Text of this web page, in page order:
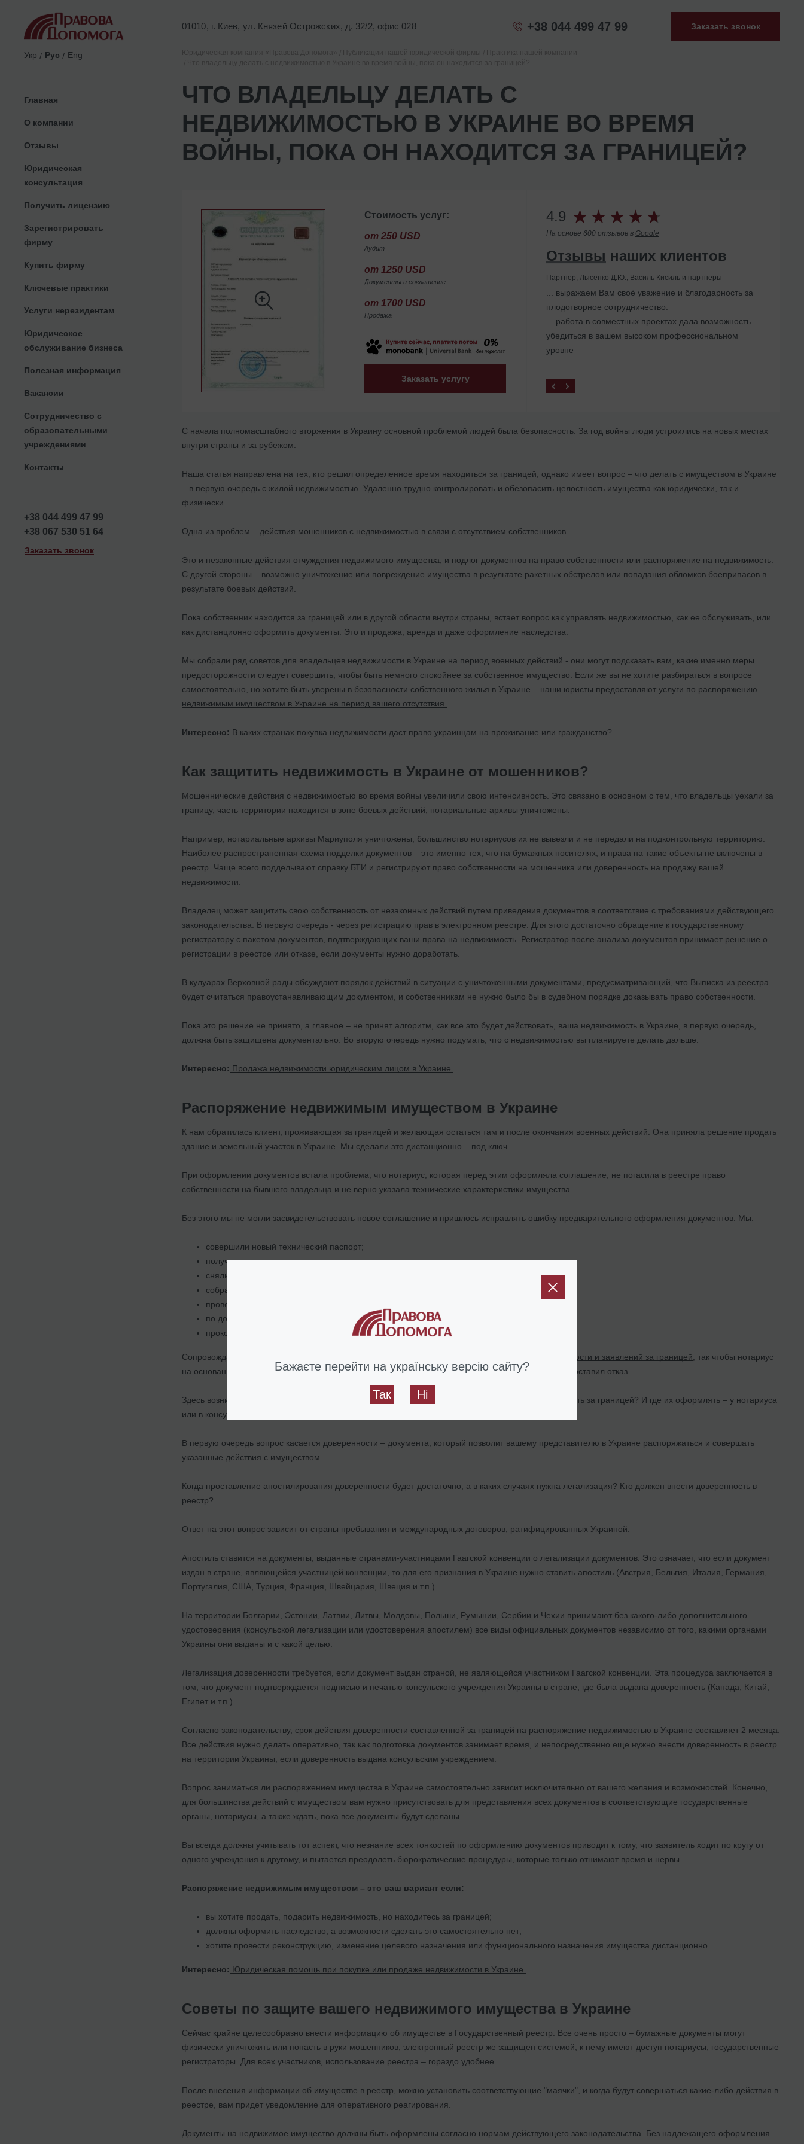
01010, г. Киев, ул. Князей Острожских, д. 32/2, офис 028 +38 044 499 47 99 Заказать звонок
Укр Рус Eng
Главная
О компании
Отзывы
Юридическая
консультация
Получить лицензию
Зарегистрировать
фирму
Купить фирму
Ключевые практики
Услуги нерезидентам
Юридическое
обслуживание бизнеса
Полезная информация
Вакансии
Сотрудничество с
образовательными
учреждениями
Контакты
+38 044 499 47 99
+38 067 530 51 64
Заказать звонок
ЧТО ВЛАДЕЛЬЦУ ДЕЛАТЬ С
НЕДВИЖИМОСТЬЮ В УКРАИНЕ ВО ВРЕМЯ
ВОЙНЫ, ПОКА ОН НАХОДИТСЯ ЗА ГРАНИЦЕЙ?
Стоимость услуг:
от 250 USD
Аудит
от 1250 USD
Документы и соглашение
от 1700 USD
Продажа
Заказать услугу
4.9
На основе 600 отзывов в Google
Отзывы наших клиентов
Партнер, Лысенко Д.Ю., Василь Кисиль и партнеры
... выражаем Вам своё уважение и благодарность за
плодотворное сотрудничество.
... работа в совместных проектах дала возможность
убедиться в вашем высоком профессиональном
уровне
Помогли с ликвидацией иностранного
представительства в Украине
С начала полномасштабного вторжения в Украину основной проблемой людей была безопасность. За год войны люди устроились на новых местах
внутри страны и за рубежом.
Наша статья направлена на тех, кто решил определенное время находиться за границей, однако имеет вопрос – что делать с имуществом в Украине
– в первую очередь с жилой недвижимостью. Удаленно трудно контролировать и обезопасить целостность имущества как юридически, так и
физически.
Одна из проблем – действия мошенников с недвижимостью в связи с отсутствием собственников.
Это и незаконные действия отчуждения недвижимого имущества, и подлог документов на право собственности или распоряжение на недвижимость.
С другой стороны – возможно уничтожение или повреждение имущества в результате ракетных обстрелов или попадания обломков боеприпасов в
результате боевых действий.
Пока собственник находится за границей или в другой области внутри страны, встает вопрос как управлять недвижимостью, как ее обслуживать, или
как дистанционно оформить документы. Это и продажа, аренда и даже оформление наследства.
Мы собрали ряд советов для владельцев недвижимости в Украине на период военных действий - они могут подсказать вам, какие именно меры
предосторожности следует совершить, чтобы быть немного спокойнее за собственное имущество. Если же вы не хотите разбираться в вопросе
самостоятельно, но хотите быть уверены в безопасности собственного жилья в Украине – наши юристы предоставляют услуги по распоряжению
недвижимым имуществом в Украине на период вашего отсутствия.
Интересно: В каких странах покупка недвижимости даст право украинцам на проживание или гражданство?
Как защитить недвижимость в Украине от мошенников?
Мошеннические действия с недвижимостью во время войны увеличили свою интенсивность. Это связано в основном с тем, что владельцы уехали за
границу, часть территории находится в зоне боевых действий, нотариальные архивы уничтожены.
Например, нотариальные архивы Мариуполя уничтожены, большинство нотариусов их не вывезли и не передали на подконтрольную территорию.
Наиболее распространенная схема подделки документов – это именно тех, что на бумажных носителях, и права на такие объекты не включены в
реестр. Чаще всего подделывают справку БТИ и регистрируют право собственности на мошенника или доверенность на продажу вашей
недвижимости.
Владелец может защитить свою собственность от незаконных действий путем приведения документов в соответствие с требованиями действующего
законодательства. В первую очередь - через регистрацию прав в электронном реестре. Для этого достаточно обращение к государственному
регистратору с пакетом документов, подтверждающих ваши права на недвижимость . Регистратор после анализа документов принимает решение о
регистрации в реестре или отказе, если документы нужно доработать.
В кулуарах Верховной рады обсуждают порядок действий в ситуации с уничтоженными документами, предусматривающий, что Выписка из реестра
будет считаться правоустанавливающим документом, и собственникам не нужно было бы в судебном порядке доказывать право собственности.
Пока это решение не принято, а главное – не принят алгоритм, как все это будет действовать, ваша недвижимость в Украине, в первую очередь,
должна быть защищена документально. Во вторую очередь нужно подумать, что с недвижимостью вы планируете делать дальше.
Интересно: Продажа недвижимости юридическим лицом в Украине.
Распоряжение недвижимым имуществом в Украине
К нам обратилась клиент, проживающая за границей и желающая остаться там и после окончания военных действий. Она приняла решение продать
здание и земельный участок в Украине. Мы сделали это дистанционно – под ключ.
При оформлении документов встала проблема, что нотариус, которая перед этим оформляла соглашение, не погасила в реестре право
собственности на бывшего владельца и не верно указала технические характеристики имущества.
Без этого мы не могли засвидетельствовать новое соглашение и пришлось исправлять ошибку предварительного оформления документов. Мы:
совершили новый технический паспорт;
получили согласие другого совладельца;
сняли с регистрации малолетнего ребенка и других зарегистрированных лиц;
собрали пакет документов для сделки;
провели всю необходимую регистрацию в реестрах;
по доверенности подписали договор;
проконтролировали расчет и перевод средств заказчику.
Сопровождая соглашение, мы консультировали также при оформлении и удостоверении доверенности и заявлений за границей , так чтобы нотариус
на основании правильно оформленных заявлений и доверенности удостоверил договор и не предоставил отказ.
Здесь возникает следующий вопрос – какие документы для действия с имуществом можно оформить за границей? И где их оформлять – у нотариуса
или в консульстве?
В первую очередь вопрос касается доверенности – документа, который позволит вашему представителю в Украине распоряжаться и совершать
указанные действия с имуществом.
Когда проставление апостилирования доверенности будет достаточно, а в каких случаях нужна легализация? Кто должен внести доверенность в
реестр?
Ответ на этот вопрос зависит от страны пребывания и международных договоров, ратифицированных Украиной.
Апостиль ставится на документы, выданные странами-участницами Гаагской конвенции о легализации документов. Это означает, что если документ
издан в стране, являющейся участницей конвенции, то для его признания в Украине нужно ставить апостиль (Австрия, Бельгия, Италия, Германия,
Португалия, США, Турция, Франция, Швейцария, Швеция и т.п.).
На территории Болгарии, Эстонии, Латвии, Литвы, Молдовы, Польши, Румынии, Сербии и Чехии принимают без какого-либо дополнительного
удостоверения (консульской легализации или удостоверения апостилем) все виды официальных документов независимо от того, какими органами
Украины они выданы и с какой целью.
Легализация доверенности требуется, если документ выдан страной, не являющейся участником Гаагской конвенции. Эта процедура заключается в
том, что документ подтверждается подписью и печатью консульского учреждения Украины в стране, где была выдана доверенность (Канада, Китай,
Египет и т.п.).
Согласно законодательству, срок действия доверенности составленной за границей на распоряжение недвижимостью в Украине составляет 2 месяца.
Все действия нужно делать оперативно, так как подготовка документов занимает время, и непосредственно еще нужно внести доверенность в реестр
на территории Украины, если доверенность выдана консульским учреждением.
Вопрос заниматься ли распоряжением имущества в Украине самостоятельно зависит исключительно от вашего желания и возможностей. Конечно,
для большинства действий с имуществом вам нужно присутствовать для представления всех документов в соответствующие государственные
органы, нотариусы, а также ждать, пока все документы будут сделаны.
Вы всегда должны учитывать тот аспект, что незнание всех тонкостей по оформлению документов приводит к тому, что заявитель ходит по кругу от
одного учреждения к другому, и пытается преодолеть бюрократические процедуры, которые только отнимают время и нервы.
Распоряжение недвижимым имуществом – это ваш вариант если:
вы хотите продать, подарить недвижимость, но находитесь за границей;
должны оформить наследство, а возможности сделать это самостоятельно нет;
хотите провести реконструкцию, изменение целевого назначения или функционального назначения имущества дистанционно.
Интересно: Юридическая помощь при покупке или продаже недвижимости в Украине.
Советы по защите вашего недвижимого имущества в Украине
Сейчас крайне целесообразно внести информацию об имуществе в Государственный реестр. Все очень просто – бумажные документы могут
физически уничтожить или попасть в руки мошенников, электронный реестр же защищен системой, к нему имеют доступ нотариусы, государственные
регистраторы. Для всех участников, использование реестра – гораздо удобнее.
После внесения информации об имуществе в реестр, можно установить соответствующие "маячки", и когда будут совершаться какие-либо действия в
реестре, вам придет уведомление для оперативного реагирования.
Документы на недвижимое имущество должны быть оформлены согласно нормам действующего законодательства. Без надлежащего оформления
Бажаєте перейти на українську версію сайту?
Так Ні